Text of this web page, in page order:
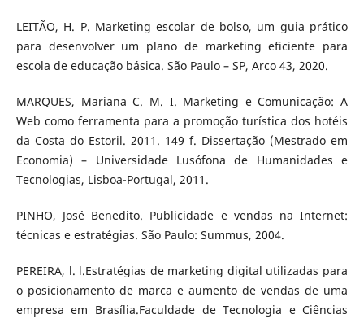
LEITÃO, H. P. Marketing escolar de bolso, um guia prático
para desenvolver um plano de marketing eficiente para
escola de educação básica. São Paulo – SP, Arco 43, 2020.
MARQUES, Mariana C. M. I. Marketing e Comunicação: A
Web como ferramenta para a promoção turística dos hotéis
da Costa do Estoril. 2011. 149 f. Dissertação (Mestrado em
Economia) – Universidade Lusófona de Humanidades e
Tecnologias, Lisboa-Portugal, 2011.
PINHO, José Benedito. Publicidade e vendas na Internet:
técnicas e estratégias. São Paulo: Summus, 2004.
PEREIRA, l. l.Estratégias de marketing digital utilizadas para
o posicionamento de marca e aumento de vendas de uma
empresa em Brasília.Faculdade de Tecnologia e Ciências